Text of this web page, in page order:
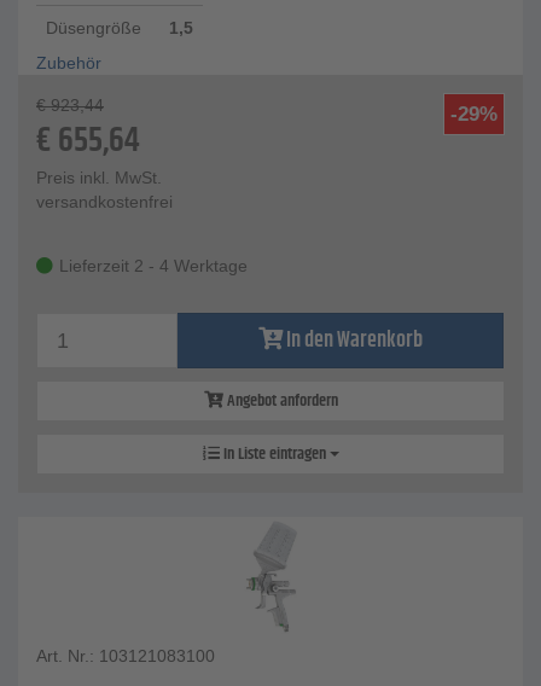
Düsengröße
1,5
Zubehör
-29%
€ 923,44
€655,64
Preis inkl. MwSt.
versandkostenfrei
Lieferzeit 2 - 4 Werktage
In den Warenkorb
Angebot anfordern
In Liste eintragen
Art. Nr.: 103121083100